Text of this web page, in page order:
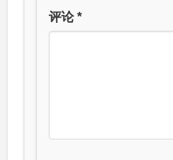
评论*